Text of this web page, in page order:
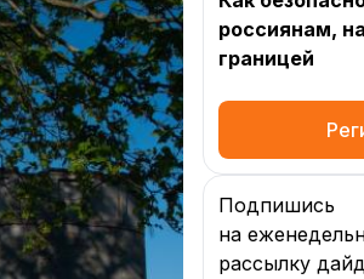
россиянам,
границей
Подпишись
на
рассылку